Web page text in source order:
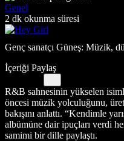
Genel
2 dk okunma süresi
Genç sanatçı Güneş: Müzik,
İçeriği Paylaş
R&B sahnesinin yükselen
öncesi müzik yolculuğunu,
bakışını anlattı. “Kendimle
albümüne dair ipuçları verdi
samimi bir dille paylaştı.